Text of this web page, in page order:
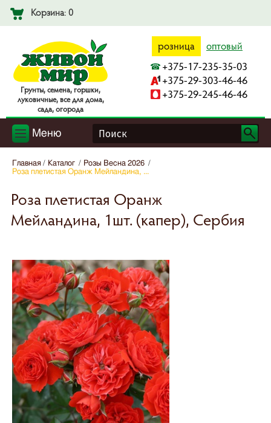
Корзина: 0
Гpyнты, ceмeнa, гopшки,
лyкoвичныe, вce для дoмa,
caдa, oгopoдa
розница оптовый
+375-17-235-35-03
+375-29-303-46-46
+375-29-245-46-46
Меню
Главная Каталог
Розы Весна 2026
Роза плетистая Оранж Мейландина, ...
Роза плетистая Оранж
Мейландина, 1шт. (капер), Сербия